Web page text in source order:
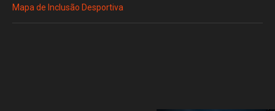
Mapa de Inclusão Desportiva